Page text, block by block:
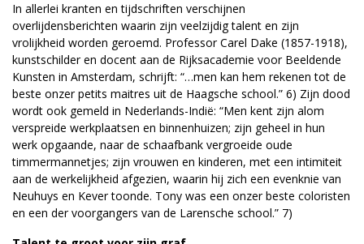
In allerlei kranten en tijdschriften verschijnen
overlijdensberichten waarin zijn veelzijdig talent en zijn
vrolijkheid worden geroemd. Professor Carel Dake (1857-1918),
kunstschilder en docent aan de Rijksacademie voor Beeldende
Kunsten in Amsterdam, schrijft: “…men kan hem rekenen tot de
beste onzer petits maitres uit de Haagsche school.” 6) Zijn dood
wordt ook gemeld in Nederlands-Indië: “Men kent zijn alom
verspreide werkplaatsen en binnenhuizen; zijn geheel in hun
werk opgaande, naar de schaafbank vergroeide oude
timmermannetjes; zijn vrouwen en kinderen, met een intimiteit
aan de werkelijkheid afgezien, waarin hij zich een evenknie van
Neuhuys en Kever toonde. Tony was een onzer beste coloristen
en een der voorgangers van de Larensche school.” 7)